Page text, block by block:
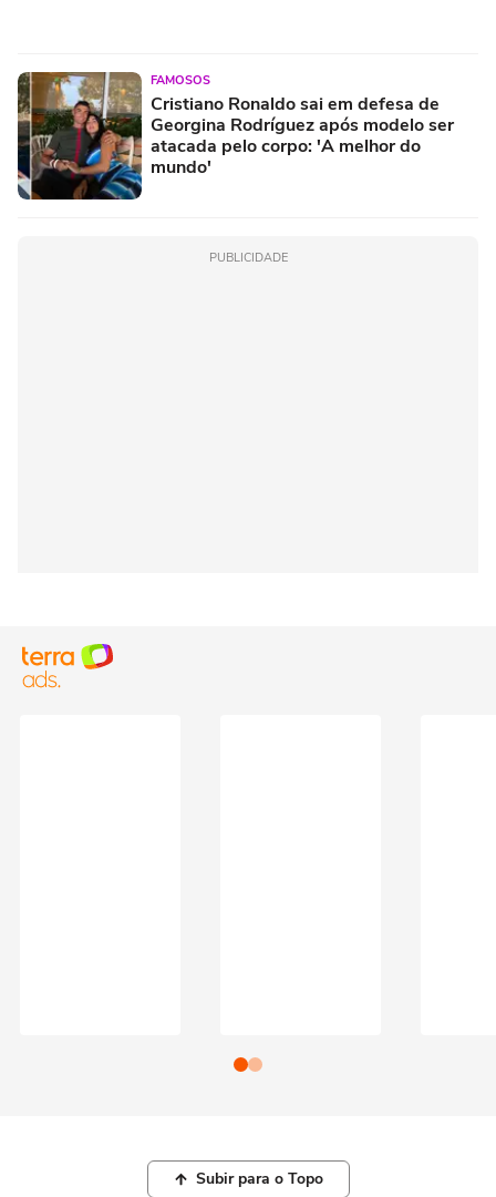
FAMOSOS
Cristiano Ronaldo sai em defesa de
Georgina Rodríguez após modelo ser
atacada pelo corpo: 'A melhor do
mundo'
PUBLICIDADE
Subir para o Topo